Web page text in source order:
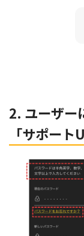
2. ユーザー
「サポー